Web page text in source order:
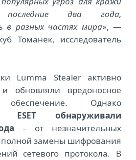
два года,
в разных частях мира», ―
Томанек, исследователь
Lumma Stealer активно
и обновляли вредоносное
обеспечение. Однако
ESET обнаруживали
– от незначительных
замены шифрования
сетевого протокола. В